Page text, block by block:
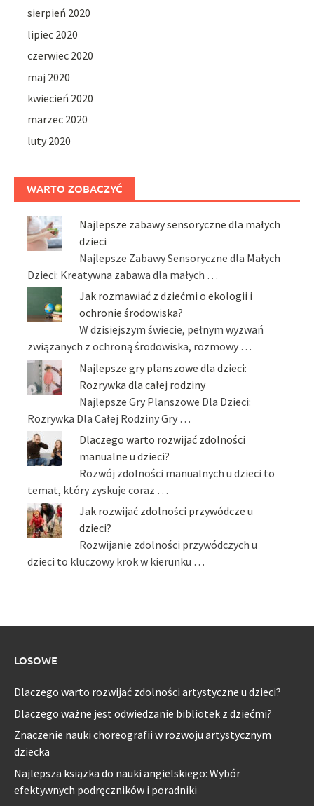
sierpień 2020
lipiec 2020
czerwiec 2020
maj 2020
kwiecień 2020
marzec 2020
luty 2020
WARTO ZOBACZYĆ
Najlepsze zabawy sensoryczne dla małych
dzieci
Najlepsze Zabawy Sensoryczne dla Małych
Dzieci: Kreatywna zabawa dla małych …
Jak rozmawiać z dziećmi o ekologii i
ochronie środowiska?
W dzisiejszym świecie, pełnym wyzwań
związanych z ochroną środowiska, rozmowy …
Najlepsze gry planszowe dla dzieci:
Rozrywka dla całej rodziny
Najlepsze Gry Planszowe Dla Dzieci:
Rozrywka Dla Całej Rodziny Gry …
Dlaczego warto rozwijać zdolności
manualne u dzieci?
Rozwój zdolności manualnych u dzieci to
temat, który zyskuje coraz …
Jak rozwijać zdolności przywódcze u
dzieci?
Rozwijanie zdolności przywódczych u
dzieci to kluczowy krok w kierunku …
LOSOWE
Dlaczego warto rozwijać zdolności artystyczne u dzieci?
Dlaczego ważne jest odwiedzanie bibliotek z dziećmi?
Znaczenie nauki choreografii w rozwoju artystycznym
dziecka
Najlepsza książka do nauki angielskiego: Wybór
efektywnych podręczników i poradniki